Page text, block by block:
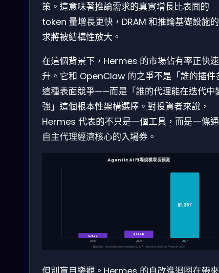
策。這意味著推論需求的真實增長比表面的
token 量增長更快，DRAM 和推論基礎設施
求將被結構性放大。
在這個背景下，Hermes 的市場佔有率正快
升。它和 OpenClaw 的之爭不是「誰的插件
這種表面競爭——而是「誰的代理能在迭代中
強」這個根本性架構選擇。對投資者來說，
Hermes 代表的不只是一個工具，而是一條
自主代理經濟核心的入場券。
Agentic AI 市場規模增長預測
$72.9B
2025
$91.4B
2026
$1.28T
2027
數據來源：Fortune Business Insights 2026 / TrendForce 2026-05 / Gartner 2026